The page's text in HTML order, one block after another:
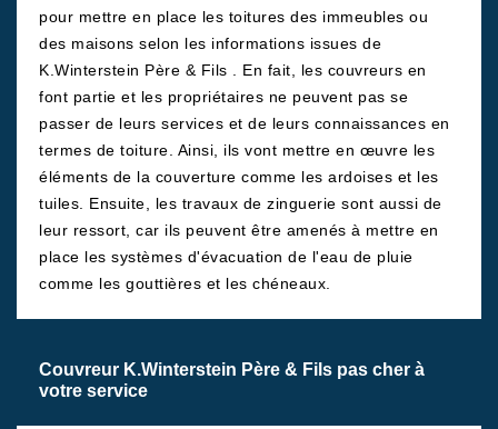
pour mettre en place les toitures des immeubles ou
des maisons selon les informations issues de
K.Winterstein Père & Fils . En fait, les couvreurs en
font partie et les propriétaires ne peuvent pas se
passer de leurs services et de leurs connaissances en
termes de toiture. Ainsi, ils vont mettre en œuvre les
éléments de la couverture comme les ardoises et les
tuiles. Ensuite, les travaux de zinguerie sont aussi de
leur ressort, car ils peuvent être amenés à mettre en
place les systèmes d'évacuation de l'eau de pluie
comme les gouttières et les chéneaux.
Couvreur K.Winterstein Père & Fils pas cher à
votre service